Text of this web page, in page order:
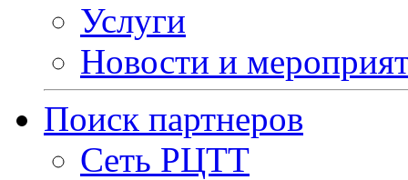
Услуги
Новости и
Поиск партнеров
Сеть РЦТТ